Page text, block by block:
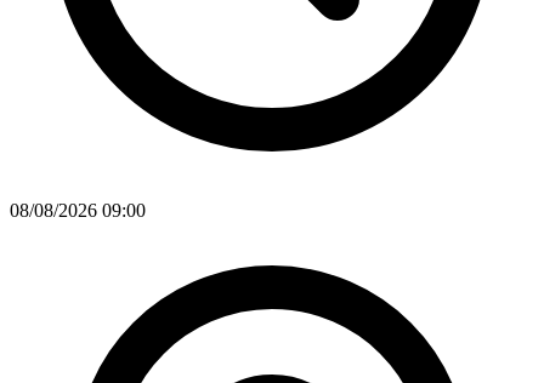
08/08/2026 09:00